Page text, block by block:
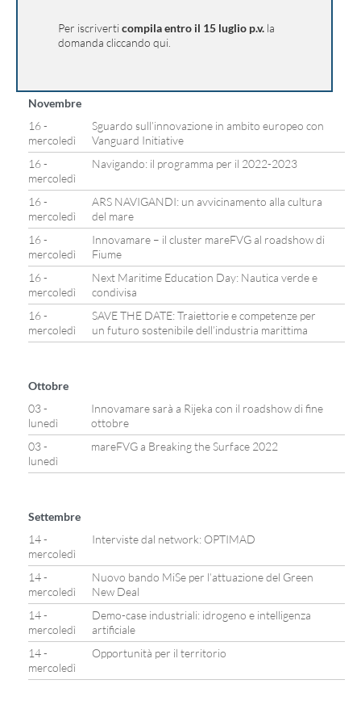
Per iscriverticompila entro il 15 luglio p.v. la
domanda cliccando qui
Novembre
16 -
mercoledì
Sguardo sull’innovazione in ambito europeo con
Vanguard Initiative
16 -
mercoledì
Navigando: il programma per il 2022-2023
16 -
mercoledì
ARS NAVIGANDI: un avvicinamento alla cultura
del mare
16 -
mercoledì
Innovamare – il cluster mareFVG al roadshow di
Fiume
16 -
mercoledì
Next Maritime Education Day: Nautica verde e
condivisa
16 -
mercoledì
SAVE THE DATE: Traiettorie e competenze per
un futuro sostenibile dell’industria marittima
Ottobre
03 -
lunedì
Innovamare sarà a Rijeka con il roadshow di fine
ottobre
03 -
lunedì
mareFVG a Breaking the Surface 2022
Settembre
14 -
mercoledì
Interviste dal network: OPTIMAD
14 -
mercoledì
Nuovo bando MiSe per l’attuazione del Green
New Deal
14 -
mercoledì
Demo-case industriali: idrogeno e intelligenza
artificiale
14 -
mercoledì
Opportunità per il territorio